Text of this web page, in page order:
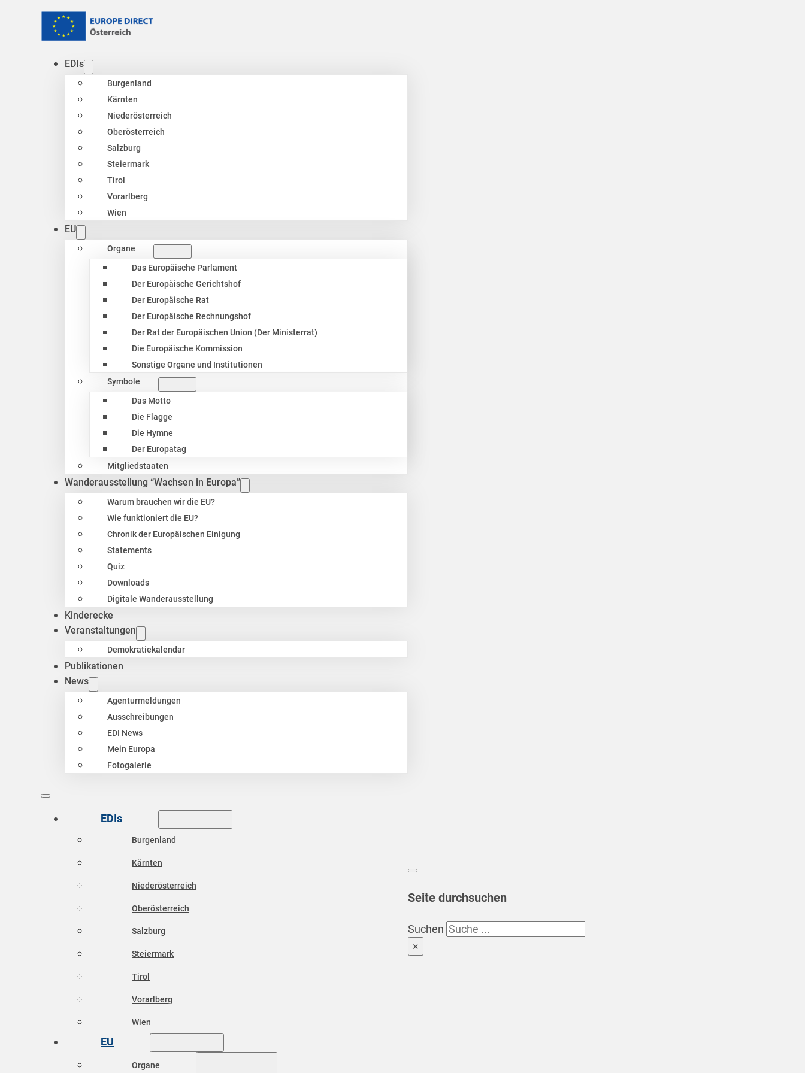
EDIs
Burgenland
Kärnten
Niederösterreich
Oberösterreich
Salzburg
Steiermark
Tirol
Vorarlberg
Wien
EU
Organe
Das Europäische Parlament
Der Europäische Gerichtshof
Der Europäische Rat
Der Europäische Rechnungshof
Der Rat der Europäischen Union (Der Ministerrat)
Die Europäische Kommission
Sonstige Organe und Institutionen
Symbole
Das Motto
Die Flagge
Die Hymne
Der Europatag
Mitgliedstaaten
Wanderausstellung “Wachsen in Europa”
Warum brauchen wir die EU?
Wie funktioniert die EU?
Chronik der Europäischen Einigung
Statements
Quiz
Downloads
Digitale Wanderausstellung
Kinderecke
Veranstaltungen
Demokratiekalendar
Publikationen
News
Agenturmeldungen
Ausschreibungen
EDI News
Mein Europa
Fotogalerie
EDIs
Burgenland
Kärnten
Niederösterreich
Oberösterreich
Salzburg
Steiermark
Tirol
Vorarlberg
Wien
EU
Organe
Seite durchsuchen
Suchen
×